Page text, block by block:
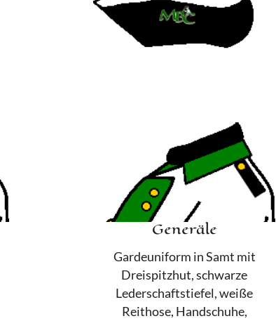
Generäle
Gardeuniform in Samt mit
Dreispitzhut, schwarze
Lederschaftstiefel, weiße
Reithose, Handschuhe,